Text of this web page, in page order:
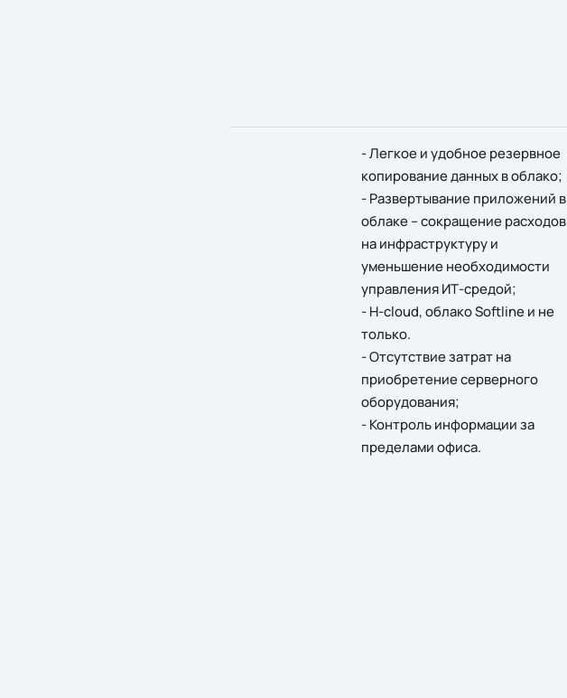
- Легкое и удобное резервное
копирование данных в облако;
- Развертывание приложений в
облаке – сокращение расходов
на инфраструктуру и
уменьшение необходимости
управления ИТ-средой;
- H-cloud, облако Softline и не
только.
- Отсутствие затрат на
приобретение серверного
оборудования;
- Контроль информации за
пределами офиса.